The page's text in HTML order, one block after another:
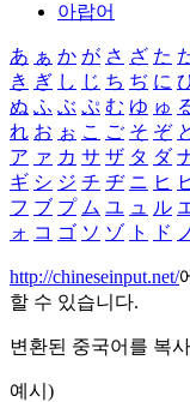
아랍어
あ ぁ か が さ ざ た
き ぎ し じ ち ぢ に
ぬ ふ ぶ ぷ む ゆ ゅ
れ お ぉ こ ご そ ぞ
ア ァ カ サ ザ タ ダ
ギ シ ジ チ ヂ ニ ヒ
フ ブ プ ム ユ ュ ル
ォ コ ゴ ソ ゾ ト ド
http://chineseinput.net/
할 수 있습니다.
변환된 중국어를 복
예시)